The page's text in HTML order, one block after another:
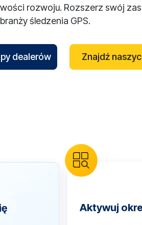
rozwoju. Rozszerz swój
śledzenia GPS.
dealerów Znajdź
Aktywuj